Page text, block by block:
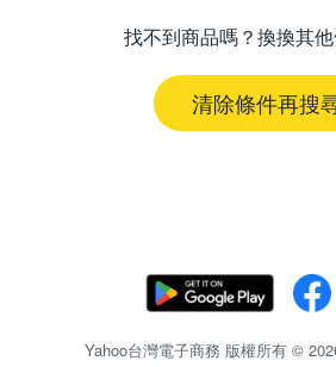
找不到商品嗎？換換其他
清除條件再搜
Yahoo台灣電子商務 版權所有 ©